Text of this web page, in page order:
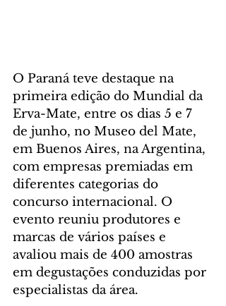
O Paraná teve destaque na
primeira edição do Mundial da
Erva-Mate, entre os dias 5 e 7
de junho, no Museo del Mate,
em Buenos Aires, na Argentina,
com empresas premiadas em
diferentes categorias do
concurso internacional. O
evento reuniu produtores e
marcas de vários países e
avaliou mais de 400 amostras
em degustações conduzidas por
especialistas da área.